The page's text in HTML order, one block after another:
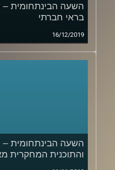
השעה הבינתחומית –
בראי חברתי
16/12/2019
והתוכנית המחקרית